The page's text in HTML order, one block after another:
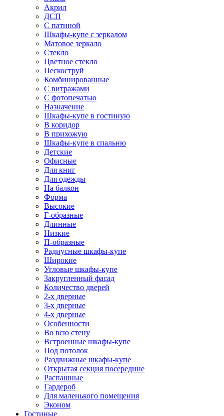
Акрил
ДСП
С патиной
Шкафы-купе с зеркалом
Матовое зеркало
Стекло
Цветное стекло
Пескоструй
Комбинированные
С витражами
С фотопечатью
Назначение
Шкафы-купе в гостиную
В коридор
В прихожую
Шкафы-купе в спальню
Детские
Офисные
Для книг
Для одежды
На балкон
Форма
Высокие
Г-образные
Длинные
Низкие
П-образные
Радиусные шкафы-купе
Широкие
Угловые шкафы-купе
Закругленный фасад
Количество дверей
2-х дверные
3-х дверные
4-х дверные
Особенности
Во всю стену
Встроенные шкафы-купе
Под потолок
Раздвижные шкафы-купе
Открытая секция посередине
Распашные
Гардероб
Для маленького помещения
Эконом
Гостиные